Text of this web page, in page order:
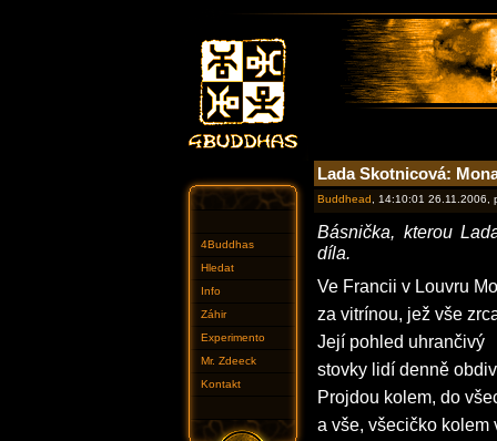
4Buddhas
Hledat
Info
Záhir
Experimento
Mr. Zdeeck
Kontakt
Lada Skotnicová:
Buddhead , 14:10:01 26.11.2006,
Básnička, kterou
díla.
Ve Francii v Louvru
za vitrínou, jež vše
Její pohled uhrančivý
stovky lidí denně
Projdou kolem, do
a vše, všecičko kolem